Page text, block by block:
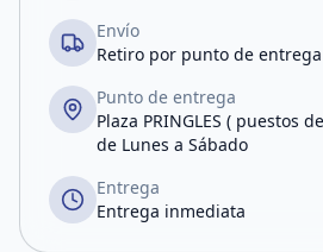
Envío
Retiro por punto de entrega
Punto de entrega
Plaza PRINGLES ( puestos
de Lunes a Sábado
Entrega
Entrega inmediata